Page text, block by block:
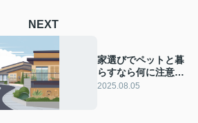
NEXT
家選びでペットと暮
らすなら何に注意す
る？見落としがちな
2025.08.05